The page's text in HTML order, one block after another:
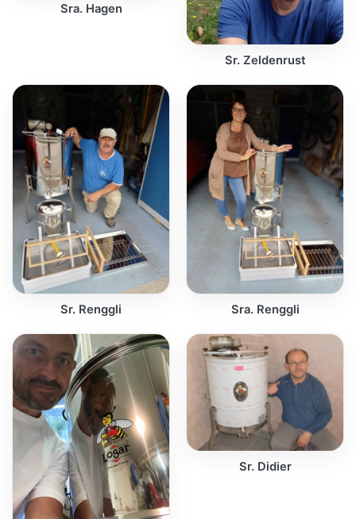
Sra. Hagen
Sr. Zeldenrust
Sr. Renggli Sra. Renggli
Sr. Didier